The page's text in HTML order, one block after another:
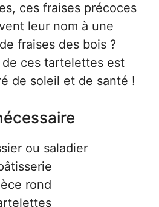
ces fraises précoces
leur nom à une
fraises des bois ?
ces tartelettes est
de soleil et de santé !
ou saladier
rond